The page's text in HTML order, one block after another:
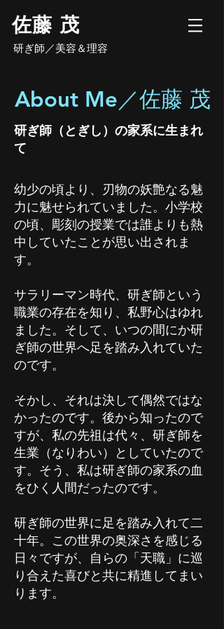
​佐藤 茂
研ぎ師／美容＆理容
About Me／佐藤 茂
幼少の頃より、刃物の妖艶なる魅
力に魅せられていました。小学校
の頃、彫刻の授業では誰よりも熱
中していたことが思い出されま
す。
サラリーマン時代、研ぎ師という
職業の存在を知り、私野心はゆれ
ました。そして、いつの間にか研
ぎ師の世界へ足を踏み入れていた
のです。
そかし、それは決して偶然ではな
かったのです。後から知ったので
すが、私の先祖は代々、研ぎ師を
生業（なりわい）としていたので
す。そう、私は研ぎ師の家系の血
をひく人間だったのです。
研ぎ師の世界に足を踏み入れて二
十年。 ​この世界の奥深さを感じる
日々ですが、自らの「天職」に巡
り合えた喜びと共に精進してまい
ります。
​研ぎ師（とぎし）の家系に生まれ
て